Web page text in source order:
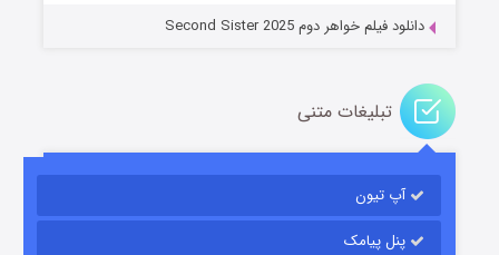
باب اسفنجی فصل ۱۷
قسمت۶ (زیرنویس) منتشر شد
دانلود فیلم خواهر دوم Second Sister 2025
تبلیغات متنی
آپ تیون
پنل پیامک